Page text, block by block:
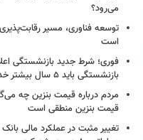
می‌رود؟
توسعه فناوری، مسیر
است
فوری؛ شرط جدید بازنشستگی
بازنشستگی باید ۵ سال بیشتر خدمت کنند
مردم درباره قیمت بنزین چه
قیمت بنزین منطقی است
تغییر مثبت در عملکرد مالی